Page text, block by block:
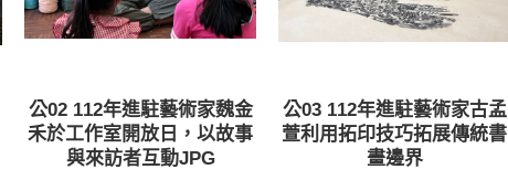
公02 112年進駐藝術家魏金
禾於工作室開放日，以故事
與來訪者互動JPG
公03 112年進駐藝術家古孟
萱利用拓印技巧拓展傳統書
畫邊界